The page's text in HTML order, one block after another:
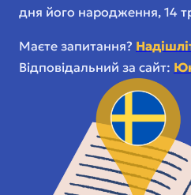
дня його народження, 14
Маєте запитання?
Відповідальний за сайт: